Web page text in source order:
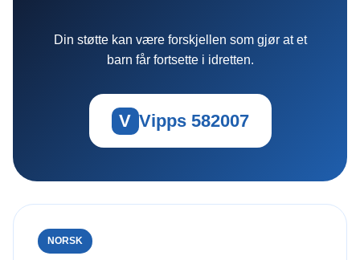
Din støtte kan være forskjellen som gjør at et
barn får fortsette i idretten.
V Vipps 582007
NORSK